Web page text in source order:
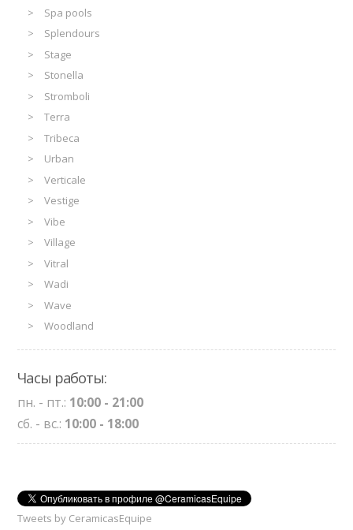
Spa pools
Splendours
Stage
Stonella
Stromboli
Terra
Tribeca
Urban
Verticale
Vestige
Vibe
Village
Vitral
Wadi
Wave
Woodland
Часы работы:
пн. - пт.: 10:00 - 21:00
сб. - вс.: 10:00 - 18:00
Tweets by CeramicasEquipe